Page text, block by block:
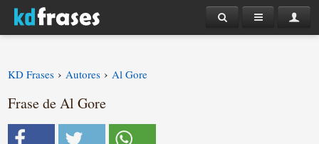
KD Frases › Autores › Al Gore
Frase de Al Gore